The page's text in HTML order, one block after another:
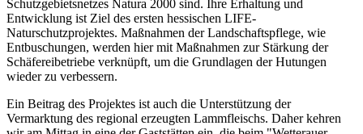
Schutzgebietsnetzes Natura 2000 sind. Ihre Erhaltung und
Entwicklung ist Ziel des ersten hessischen LIFE-
Naturschutzprojektes. Maßnahmen der Landschaftspflege, wie
Entbuschungen, werden hier mit Maßnahmen zur Stärkung der
Schäfereibetriebe verknüpft, um die Grundlagen der Hutungen
wieder zu verbessern.
Ein Beitrag des Projektes ist auch die Unterstützung der
Vermarktung des regional erzeugten Lammfleischs. Daher kehren